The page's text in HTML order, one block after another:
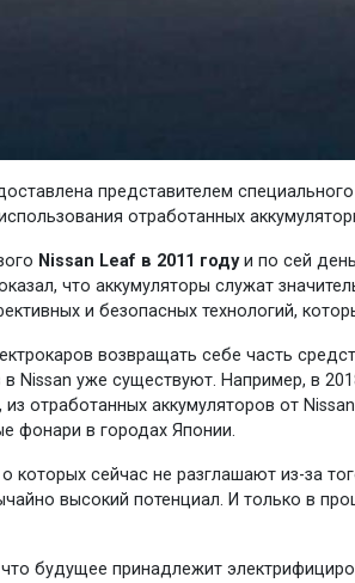
​​представителем
отработанных
Nissan Leaf в 2011 годуи по сей
что аккумуляторы служат
и безопасных технологий,
возвращать себе часть
Nissan уже существуют. Например, в
отработанных аккумуляторов от
фонари в городах Японии.
которых сейчас не разглашают из-за
высокий потенциал. И только в
что будущее принадлежит